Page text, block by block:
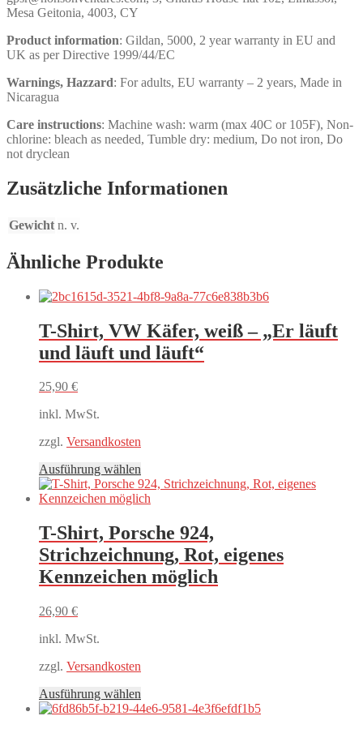
Mesa Geitonia, 4003, CY
Product information: Gildan, 5000, 2 year warranty in EU and
UK as per Directive 1999/44/EC
Warnings, Hazzard: For adults, EU warranty – 2 years, Made in
Nicaragua
Care instructions: Machine wash: warm (max 40C or 105F), Non-
chlorine: bleach as needed, Tumble dry: medium, Do not iron, Do
not dryclean
Zusätzliche Informationen
Gewicht n. v.
Ähnliche Produkte
T-Shirt, VW Käfer, weiß – „Er läuft
und läuft und läuft“
25,90 €
inkl. MwSt.
zzgl. Versandkosten
Ausführung wählen
Produkt
weist
Varianten
auf.
Die
Optionen
können
T-Shirt, Porsche 924,
Strichzeichnung, Rot, eigenes
Kennzeichen möglich
26,90 €
inkl. MwSt.
zzgl. Versandkosten
Ausführung wählen
Produkt